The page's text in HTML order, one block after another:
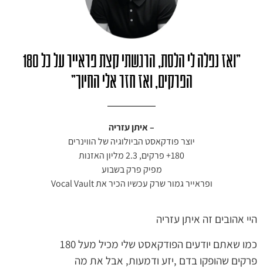
״ואז נפלה לי הלסת, הרגשתי קצת פראייר על כל 180
הפרקים, ואז חזר אלי החיוך״
– איתן עזריה
יוצר פודקאסט הביולוגיה של הווינרים
180+ פרקים, 2.3 מליון האזנות
מפיק פרק בשבוע
ופראייר גמור שרק עכשיו הכיר את Vocal Vault
היי אהובים זה איתן עזריה
כמו שאתם יודעים הפודקאסט שלי מכיל מעל 180
פרקים שהופקו בדם ,יזע ודמעות, אבל את מה